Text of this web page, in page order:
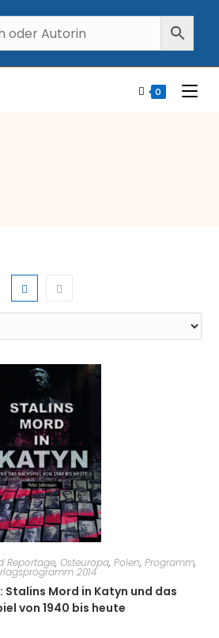
0
Reportage, Osteuropa, Polen, Programm,
2014
Stalins Mord in Katyn und das
von 1940 bis heute